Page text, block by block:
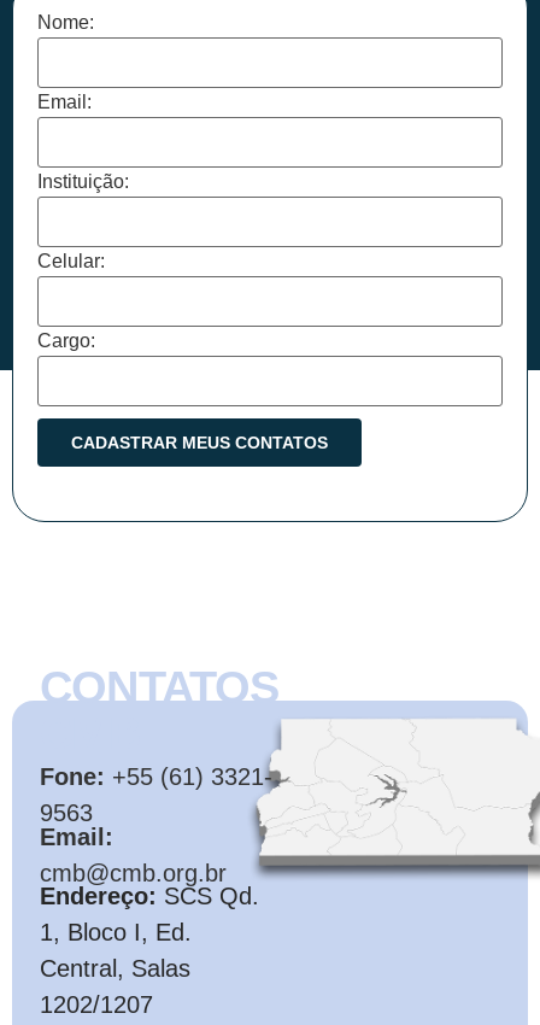
Nome:
Email:
Instituição:
Celular:
Cargo:
CONTATOS
Fone: +55 (61) 3321-
9563
Email:
cmb@cmb.org.br
Endereço: SCS Qd.
1, Bloco I, Ed.
Central, Salas
1202/1207